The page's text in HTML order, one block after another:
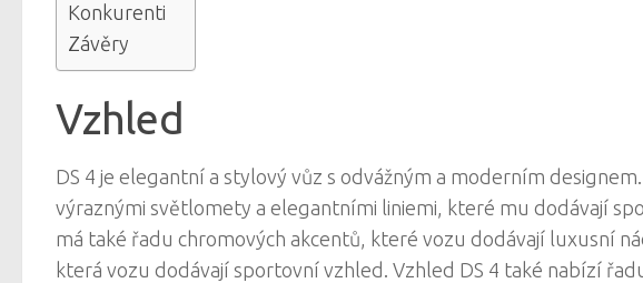
Konkurenti
Závěry
Vzhled
DS 4 je elegantní a stylový vůz s odvážným a moderním
výraznými světlomety a elegantními liniemi, které mu dodávají
má také řadu chromových akcentů, které vozu dodávají luxusní
která vozu dodávají sportovní vzhled. Vzhled DS 4 také nabízí